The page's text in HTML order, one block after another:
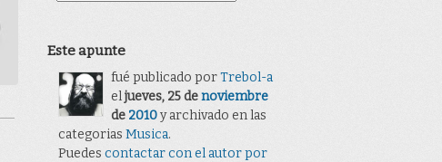
Este apunte
fué publicado porTrebol-a
eljueves, 25 denoviembre
de 2010y archivado en las
categorias Musica.
Puedes contactar con el autor por